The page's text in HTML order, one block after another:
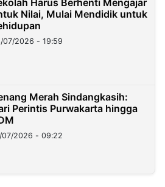
Nilai, Mulai Mendidik untuk
07/2026 - 19:59
Merah Sindangkasih:
Perintis Purwakarta hingga
07/2026 - 09:22